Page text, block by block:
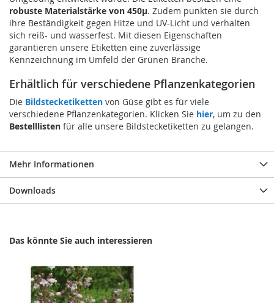
robuste Materialstärke von 450µ. Zudem punkten sie durch
ihre Beständigkeit gegen Hitze und UV-Licht und verhalten
sich reiß- und wasserfest. Mit diesen Eigenschaften
garantieren unsere Etiketten eine zuverlässige
Kennzeichnung im Umfeld der Grünen Branche.
Erhältlich für verschiedene Pflanzenkategorien
Die Bildstecketiketten von Güse gibt es für viele
verschiedene Pflanzenkategorien. Klicken Sie hier, um zu den
Bestelllisten für alle unsere Bildstecketiketten zu gelangen.
Mehr Informationen
Downloads
Das könnte Sie auch interessieren